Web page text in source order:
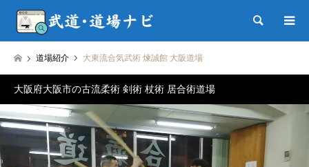
検索
道場紹介 大東流合気武術 煉誠館 大阪道場
大阪府大阪市の古流柔術 剣術 杖術 居合術道場